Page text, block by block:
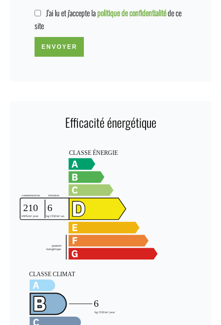
J’ai lu et j'accepte lapolitique de confidentialitéde ce
site
ENVOYER
Efficacité énergétique